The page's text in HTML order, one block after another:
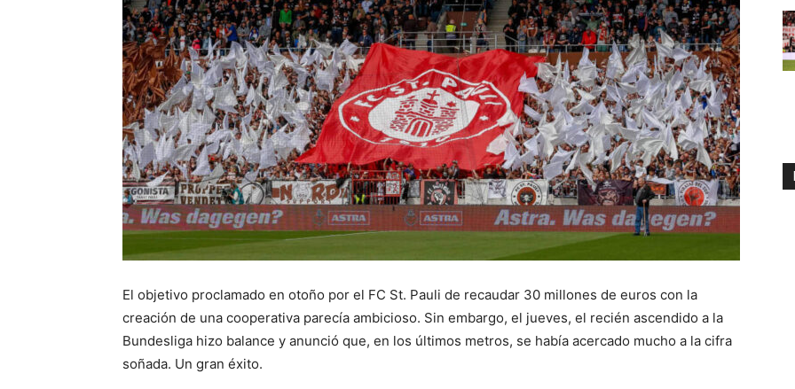
El objetivo proclamado en otoño por el FC St. Pauli de recaudar 30 millones de euros con la
creación de una cooperativa parecía ambicioso. Sin embargo, el jueves, el recién ascendido a la
Bundesliga hizo balance y anunció que, en los últimos metros, se había acercado mucho a la cifra
soñada. Un gran éxito.